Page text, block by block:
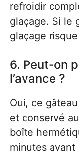
refroidir
glaçage. Si le
glaçage
6. Peut-on
l’avance ?
Oui, ce
et conservé
boîte
minutes avant